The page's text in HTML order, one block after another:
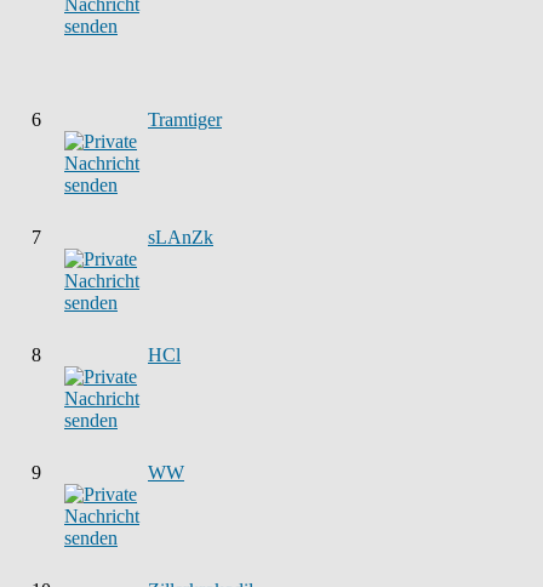
6 Tramtiger
7 sLAnZk
8 HCl
9 WW